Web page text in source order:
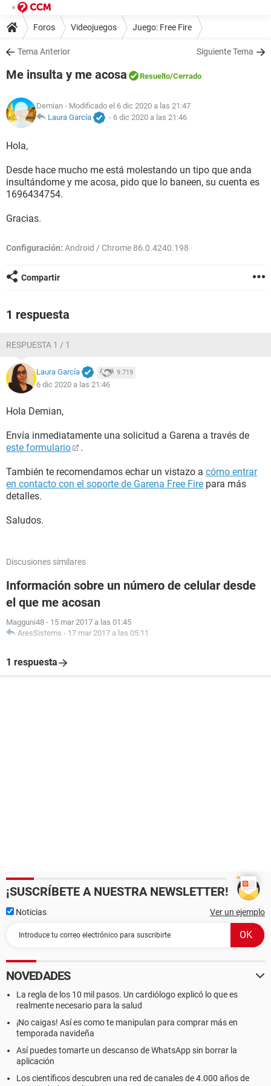
Foros Videojuegos Juego: Free Fire
Tema Anterior Siguiente Tema
Me insulta y me acosa Resuelto/Cerrado
Demian - Modificado el 6 dic 2020 a las 21:47
Laura García
- 6 dic 2020 a las 21:46
Hola,
Desde hace mucho me está molestando un tipo que anda
insultándome y me acosa, pido que lo baneen, su cuenta es
1696434754.
Gracias.
Configuración: Android / Chrome 86.0.4240.198
Compartir
1 respuesta
RESPUESTA 1 / 1
Laura García 9.719
6 dic 2020 a las 21:46
Hola Demian,
Envía inmediatamente una solicitud a Garena a través de
este formulario
.
También te recomendamos echar un vistazo a cómo entrar
en contacto con el soporte de Garena Free Fire para más
detalles.
Saludos.
Discusiones similares
Información sobre un número de celular desde
el que me acosan
Magguni48 - 15 mar 2017 a las 01:45
AresSistems - 17 mar 2017 a las 05:11
1 respuesta
¡SUSCRÍBETE A NUESTRA NEWSLETTER!
Noticias Ver un ejemplo
NOVEDADES
La regla de los 10 mil pasos. Un cardiólogo explicó lo que es
realmente necesario para la salud
¡No caigas! Así es como te manipulan para comprar más en
temporada navideña
Así puedes tomarte un descanso de WhatsApp sin borrar la
aplicación
Los científicos descubren una red de canales de 4.000 años de